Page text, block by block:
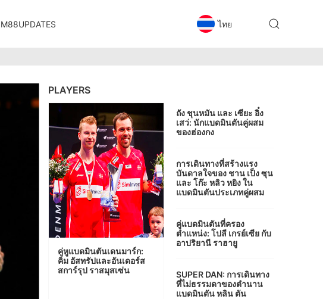
M88UPDATES ไทย
PLAYERS
คู่หูแบดมินตันเดนมาร์ก:
คิม อัสทรัปและอันเดอร์ส
สการ์รุป ราสมุสเซ่น
ถัง ชุนหมัน และ เซียะ อิ๋ง
เสว่: นักแบดมินตันคู่ผสม
ของฮ่องกง
การเดินทางที่สร้างแรง
บันดาลใจของ ชาน เป็ง ซุน
และ โก๊ะ หลิว หยิง ใน
แบดมินตันประเภทคู่ผสม
คู่แบดมินตันที่ครอง
ตำแหน่ง: โปลี เกรย์เซีย กับ
อาปริยานี ราฮายู
SUPER DAN: การเดินทาง
ที่ไม่ธรรมดาของตำนาน
แบดมินตัน หลิน ตัน